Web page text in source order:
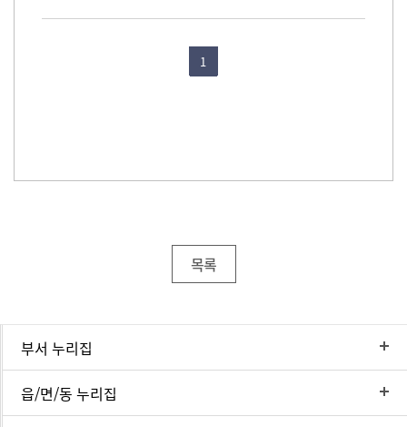
1
목록
부서 누리집
읍/면/동 누리집